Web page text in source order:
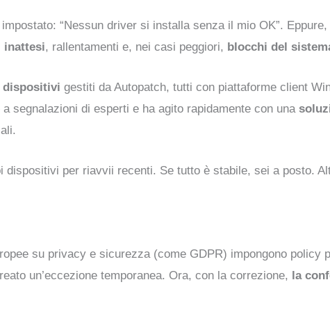
“Nessun driver si installa senza il mio OK”.
inattesi, rallentamenti e, nei casi peggiori, blocchi del
dispositivi gestiti da Autopatch, tutti con piattaforme client
segnalazioni di esperti e ha agito rapidamente con una
dispositivi per riavvii recenti. Se tutto è stabile, sei a posto.
su privacy e sicurezza (come GDPR) impongono
un’eccezione temporanea. Ora, con la correzione, la